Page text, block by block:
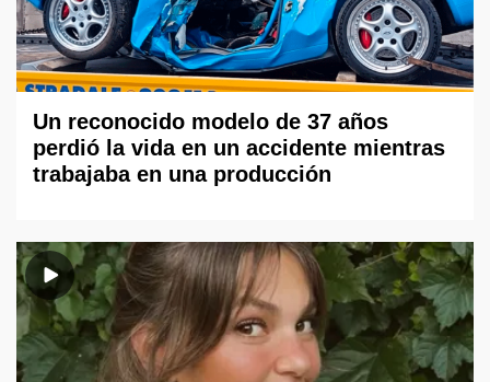
Un reconocido modelo de 37 años
perdió la vida en un accidente mientras
trabajaba en una producción